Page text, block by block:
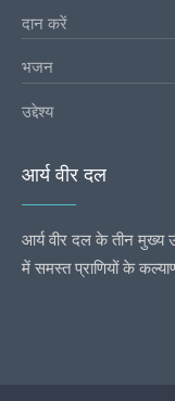
दान करें
भजन
उद्देश्य
आर्य वीर दल
आर्य वीर दल के तीन मुख्य
में समस्त प्राणियों के